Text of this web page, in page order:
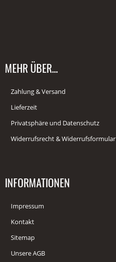
MEHR ÜBER...
Zahlung & Versand
Lieferzeit
Privatsphäre und Datenschutz
Widerrufsrecht & Widerrufsformular
INFORMATIONEN
Impressum
Kontakt
Sitemap
Unsere AGB